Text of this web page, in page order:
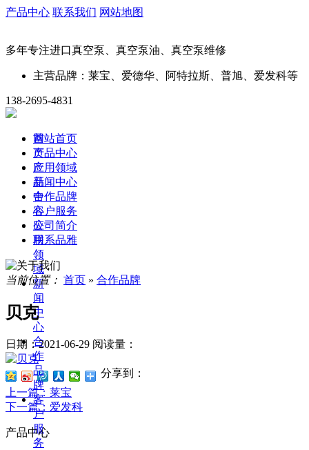
产品中心 联系我们 网站地图
多年专注进口真空泵、真空泵油、真空泵维修
主营品牌：莱宝、爱德华、阿特拉斯、普旭、爱发科等
138-2695-4831
首
页
产
品
中
心
应
用
领
域
新
闻
中
心
合
作
品
牌
客
户
服
务
网站首页
产品中心
应用领域
新闻中心
合作品牌
客户服务
公司简介
联系品雅
当前位置： 首页 » 合作品牌
贝克
日期：2021-06-29 阅读量：
分享到：
上一篇：莱宝
下一篇：爱发科
产品中心